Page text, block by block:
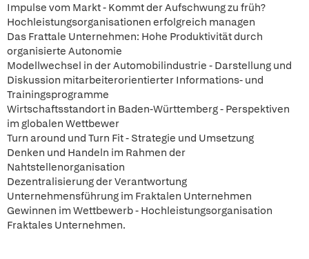
Impulse vom Markt - Kommt der Aufschwung zu früh?
Hochleistungsorganisationen erfolgreich managen
Das Frattale Unternehmen: Hohe Produktivität durch
organisierte Autonomie
Modellwechsel in der Automobilindustrie - Darstellung und
Diskussion mitarbeiterorientierter Informations- und
Trainingsprogramme
Wirtschaftsstandort in Baden-Württemberg - Perspektiven
im globalen Wettbewer
Turn around und Turn Fit - Strategie und Umsetzung
Denken und Handeln im Rahmen der
Nahtstellenorganisation
Dezentralisierung der Verantwortung
Unternehmensführung im Fraktalen Unternehmen
Gewinnen im Wettbewerb - Hochleistungsorganisation
Fraktales Unternehmen.